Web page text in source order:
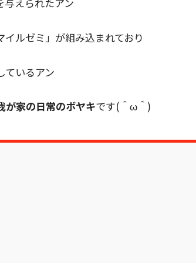
ルゼミ」が組み込まれており
ているアン
が家の日常のボヤキです(＾ω＾)